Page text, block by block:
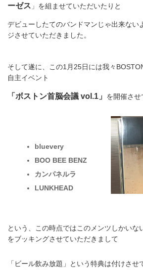
ーゼス 」を組ませていただいたりと
デビューしたてのバンドマンじゃ出来ない
ジさせていただきました。
そして遂に、この1月25日には我々
自主イベント
「ボストン首脳会議 vol.1」 を開催させ
bluevery
BOO BEE BENZ
カンパネルラ
LUNKHEAD
という、この時点ではこのメンツしかいな
をブッキングさせていただきまして
「ビール飲み放題」という特典は付けさせ